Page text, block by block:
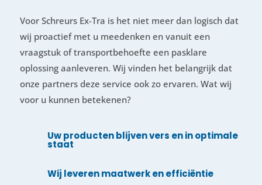
Voor Schreurs Ex-Tra is het niet meer dan logisch dat
wij proactief met u meedenken en vanuit een
vraagstuk of transportbehoefte een pasklare
oplossing aanleveren. Wij vinden het belangrijk dat
onze partners deze service ook zo ervaren. Wat wij
voor u kunnen betekenen?
Uw producten blijven vers en in optimale
staat
Wij leveren maatwerk en efficiëntie